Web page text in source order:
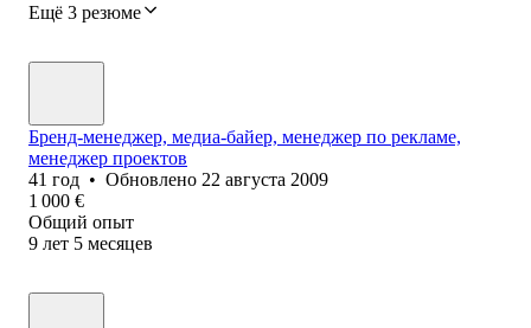
Ещё 3 резюме
Бренд-менеджер, медиа-байер, менеджер по рекламе,
менеджер проектов
41 год • Обновлено 22 августа 2009
1 000 €
Общий опыт
9 лет 5 месяцев